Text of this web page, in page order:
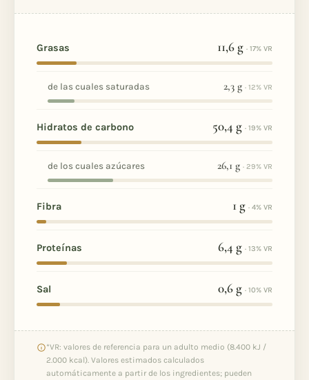
Grasas 11,6 g · 17% VR
de las cuales saturadas 2,3 g · 12% VR
Hidratos de carbono 50,4 g · 19% VR
de los cuales azúcares 26,1 g · 29% VR
Fibra 1 g · 4% VR
Proteínas 6,4 g · 13% VR
Sal 0,6 g · 10% VR
*VR: valores de referencia para un adulto medio (8.400 kJ /
2.000 kcal). Valores estimados calculados
automáticamente a partir de los ingredientes; pueden